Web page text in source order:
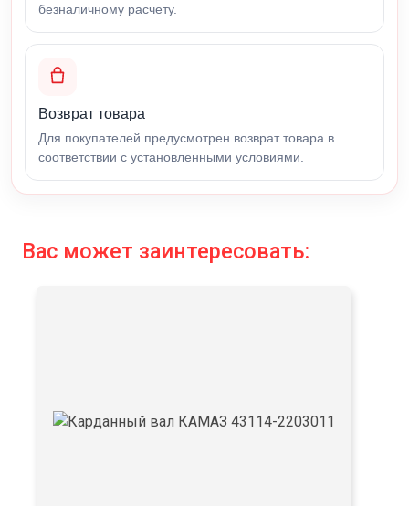
безналичному расчету.
Возврат товара
Для покупателей предусмотрен возврат товара в
соответствии с установленными условиями.
Вас может заинтересовать: